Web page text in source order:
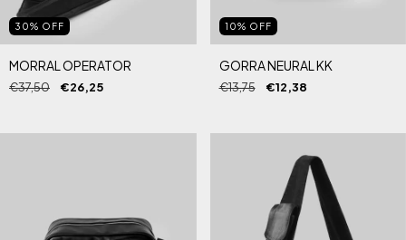
30% OFF
MORRAL OPERATOR
€37,50 €26,25
10% OFF
GORRA NEURAL KK
€13,75 €12,38